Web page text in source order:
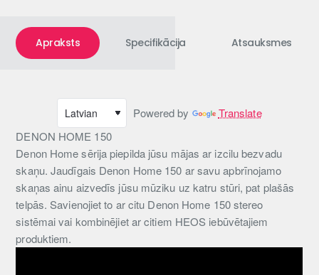
Apraksts Specifikācija Atsauksmes
Powered by
Translate
DENON HOME 150
Denon Home sērija piepilda jūsu mājas ar izcilu bezvadu
skaņu. Jaudīgais Denon Home 150 ar savu apbrīnojamo
skaņas ainu aizvedīs jūsu mūziku uz katru stūri, pat plašās
telpās. Savienojiet to ar citu Denon Home 150 stereo
sistēmai vai kombinējiet ar citiem HEOS iebūvētajiem
produktiem.